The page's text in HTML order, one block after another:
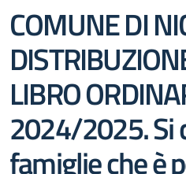
COMUNE DI
LIBRO
2024/2025. Si
famiglie che è